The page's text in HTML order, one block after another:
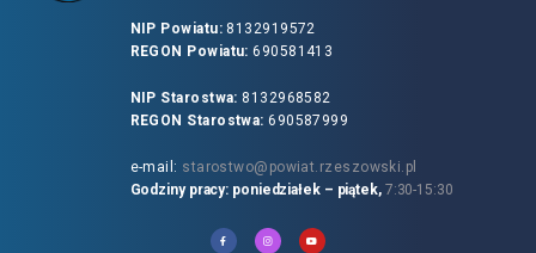
NIP Powiatu:8132919572
REGON Powiatu: 690581413
NIP Starostwa: 8132968582
REGON Starostwa: 690587999
e-mail: starostwo@powiat.rzeszowski.pl
Godziny pracy: poniedziałek – piątek, 7:30-15:30